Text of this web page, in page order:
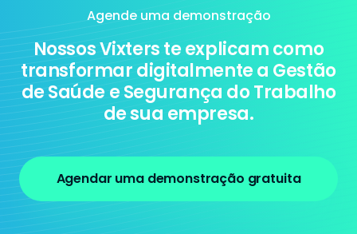
Agende uma demonstração
Nossos Vixters te explicam como
transformar digitalmente a Gestão
de Saúde e Segurança do Trabalho
de sua empresa.
Agendar uma demonstração gratuita